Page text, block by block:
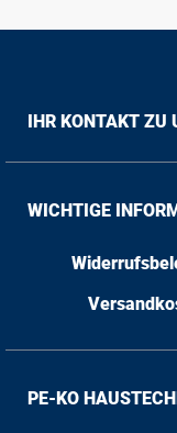
IHR KONTAKT ZU
WICHTIGE
PE-KO